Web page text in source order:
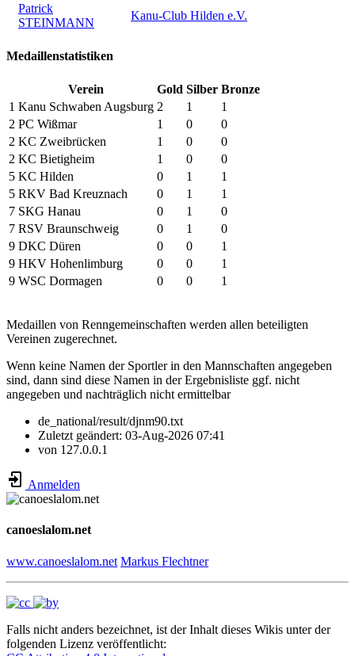
Patrick
STEINMANN
Kanu-Club Hilden e.V.
Medaillenstatistiken
Verein Gold Silber Bronze
1 Kanu Schwaben Augsburg 2 1
1
2 PC Wißmar 1 0
0
2 KC Zweibrücken 1 0
0
2 KC Bietigheim 1 0
0
5 KC Hilden 0 1
1
5 RKV Bad Kreuznach 0 1
1
7 SKG Hanau 0 1
0
7 RSV Braunschweig 0 1
0
9 DKC Düren 0 0
1
9 HKV Hohenlimburg 0 0
1
9 WSC Dormagen 0 0 1
Medaillen von Renngemeinschaften werden allen beteiligten
Vereinen zugerechnet.
Wenn keine Namen der Sportler in den Mannschaften angegeben
sind, dann sind diese Namen in der Ergebnisliste ggf. nicht
angegeben und nachträglich nicht ermittelbar
de_national/result/djnm90.txt
Zuletzt geändert: 03-Aug-2026 07:41
von 127.0.0.1
Anmelden
canoeslalom.net
www.canoeslalom.net Markus Flechtner
Falls nicht anders bezeichnet, ist der Inhalt dieses Wikis unter der
folgenden Lizenz veröffentlicht: